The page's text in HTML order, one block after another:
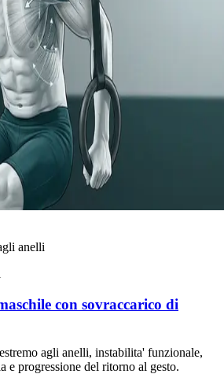
anelli
con sovraccarico di
agli anelli, instabilita' funzionale,
e progressione del ritorno al gesto.